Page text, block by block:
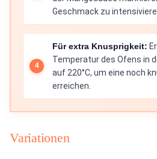
Geschmack zu
Für extra Knusprigkeit:
Temperatur des Ofens in
auf 220°C, um eine noch
erreichen.
Variationen